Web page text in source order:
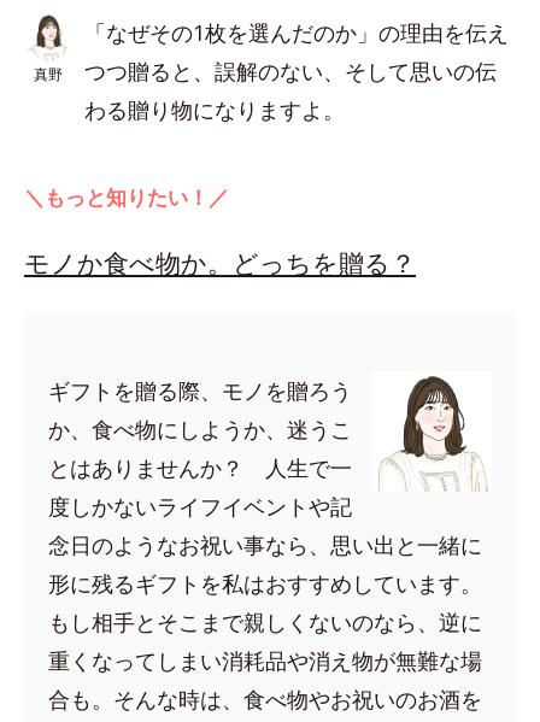
真野
「なぜその1枚を選んだのか」の理由を伝え
つつ贈ると、誤解のない、そして思いの伝
わる贈り物になりますよ。
＼もっと知りたい！／
モノか食べ物か。どっちを贈る？
ギフトを贈る際、モノを贈ろう
か、食べ物にしようか、迷うこ
とはありませんか？ 人生で一
度しかないライフイベントや記
念日のようなお祝い事なら、思い出と一緒に
形に残るギフトを私はおすすめしています。
もし相手とそこまで親しくないのなら、逆に
重くなってしまい消耗品や消え物が無難な場
合も。そんな時は、食べ物やお祝いのお酒を